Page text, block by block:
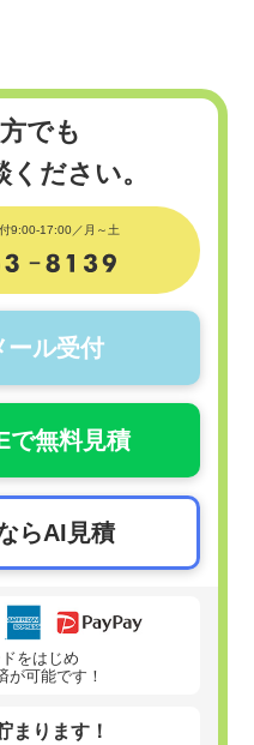
でも
ださい。
9:00-17:00／月～土
ール受付
で無料見積
らAI見積
をはじめ
が可能です！
まります！